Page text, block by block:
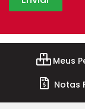
Meus
Notas